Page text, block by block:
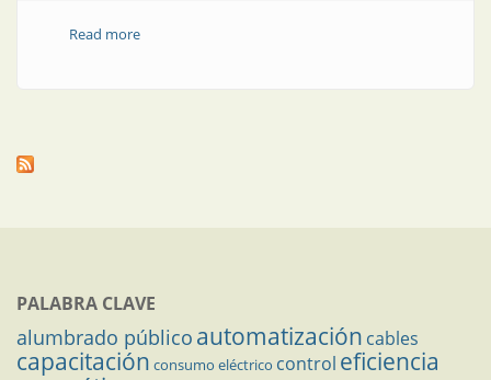
Read moreabout Gestión de calidad aplicada a DPS: cómo
PALABRA CLAVE
alumbrado público automatización cables
capacitación consumo eléctrico control eficiencia